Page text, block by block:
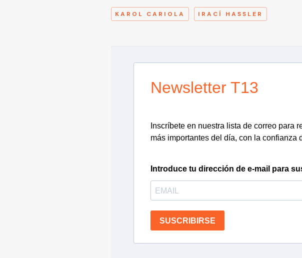
KAROL CARIOLA IRACÍ HASSLER
Newsletter T13
Inscríbete en nuestra lista de correo para
más importantes del día, con la confianza
Introduce tu dirección de e-mail para
SUSCRIBIRSE